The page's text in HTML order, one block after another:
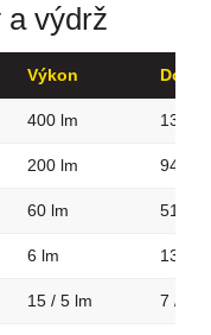
a výdrž
Výkon Dosvit
400 lm 132 m
200 lm 94 m
60 lm 51 m
6 lm 13 m
15 / 5 lm 7 / 4 m